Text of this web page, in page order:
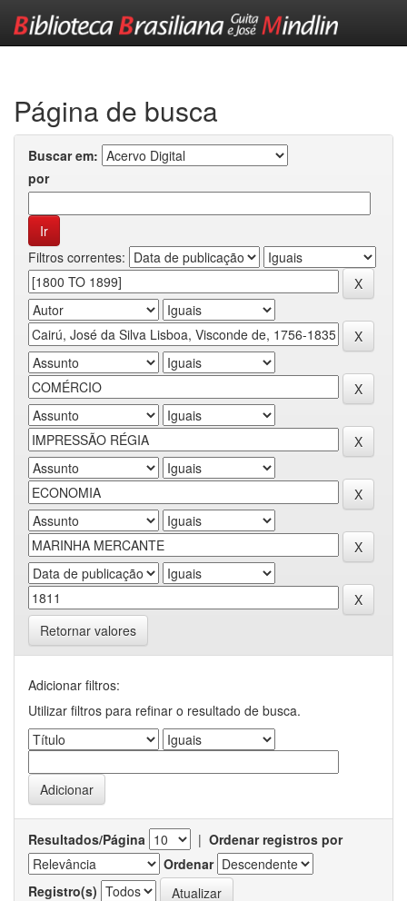
Página de busca
Buscar em:
por
Filtros correntes:
Retornar valores
Adicionar filtros:
Utilizar filtros para refinar o resultado de busca.
Resultados/Página | Ordenar registros por
Ordenar
Registro(s)